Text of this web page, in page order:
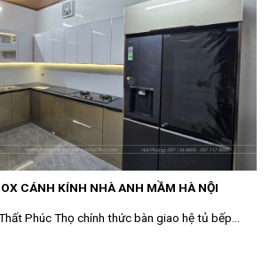
CÁNH KÍNH NHÀ ANH MẦM HÀ NỘI
Phúc Thọ chính thức bàn giao hệ tủ bếp...